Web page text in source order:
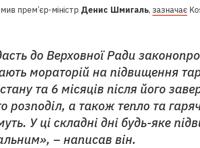
прем’єр-міністр Денис Шмигаль,зазначає
до Верховної Ради
мораторій на підвищення
та 6 місяців після його
розподіл, а також тепло та
У ці складні дні будь-яке
– написав він.